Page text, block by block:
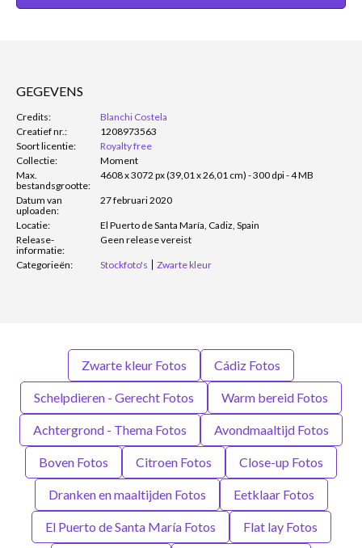
GEGEVENS
Credits:
Blanchi Costela
Creatief nr.:
1208973563
Soort licentie:
Royalty free
Collectie:
Moment
Max.
bestandsgrootte:
4608 x 3072 px (39,01 x 26,01 cm) - 300 dpi - 4 MB
Datum van
uploaden:
27 februari 2020
Locatie:
El Puerto de Santa María, Cadiz, Spain
Release-
informatie:
Geen release vereist
Categorieën: Stockfoto's Zwarte kleur
Zwarte kleur Fotos Cádiz Fotos
Schelpdieren - Gerecht Fotos Warm bereid Fotos
Achtergrond - Thema Fotos Avondmaaltijd Fotos
Boven Fotos Citroen Fotos Close-up Fotos
Dranken en maaltijden Fotos Eetklaar Fotos
El Puerto de Santa María Fotos Flat lay Fotos